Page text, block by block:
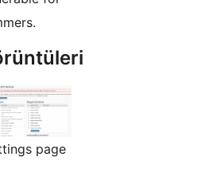
page